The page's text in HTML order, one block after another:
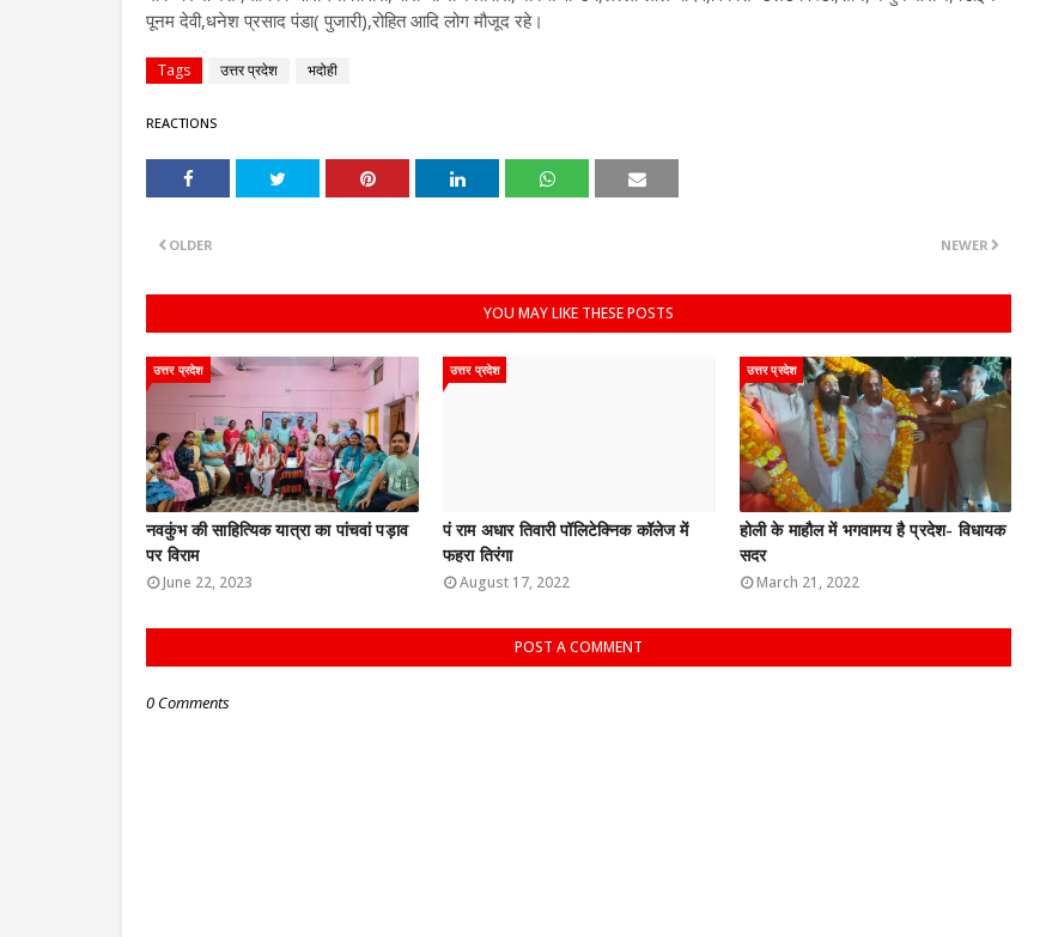
पूनम देवी,धनेश प्रसाद पंडा( पुजारी),रोहित आदि लोग मौजूद रहे।
Tags उत्तर प्रदेश भदोही
REACTIONS
NEWER
OLDER
YOU MAY LIKE THESE POSTS
उत्तर प्रदेश
नवकुंभ की साहित्यिक यात्रा का पांचवां पड़ाव
पर विराम
June 22, 2023
उत्तर प्रदेश
पं राम अधार तिवारी पॉलिटेक्निक कॉलेज में
फहरा तिरंगा
August 17, 2022
उत्तर प्रदेश
होली के माहौल में भगवामय है प्रदेश- विधायक
सदर
March 21, 2022
POST A COMMENT
0 Comments